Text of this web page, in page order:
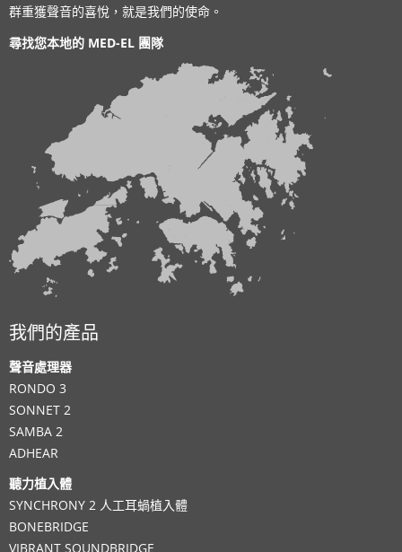
群重獲聲音的喜悅，就是我們的使命。
尋找您本地的 MED-EL 團隊
我們的產品
聲音處理器
RONDO 3
SONNET 2
SAMBA 2
ADHEAR
聽力植入體
SYNCHRONY 2 人工耳蝸植入體
BONEBRIDGE
VIBRANT SOUNDBRIDGE